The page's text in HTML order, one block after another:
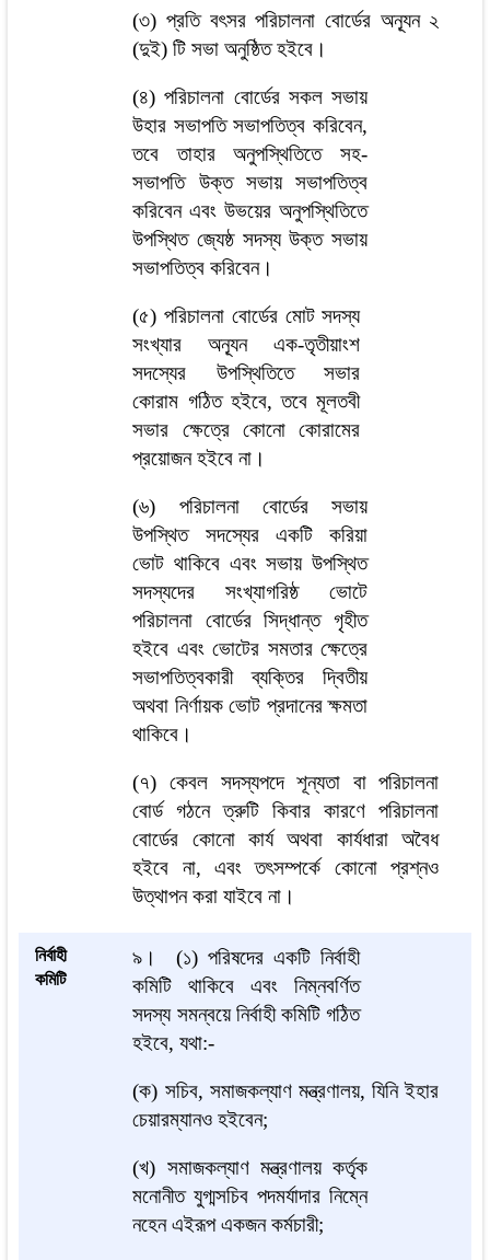
(৩) প্রতি বৎসর পরিচালনা বোর্ডের অন্যূন ২
(দুই) টি সভা অনুষ্ঠিত হইবে।
(৪) পরিচালনা বোর্ডের সকল সভায়
উহার সভাপতি সভাপতিত্ব করিবেন,
তবে তাহার অনুপস্থিতিতে সহ-
সভাপতি উক্ত সভায় সভাপতিত্ব
করিবেন এবং উভয়ের অনুপস্থিতিতে
উপস্থিত জ্যেষ্ঠ সদস্য উক্ত সভায়
সভাপতিত্ব করিবেন।
(৫) পরিচালনা বোর্ডের মোট সদস্য
সংখ্যার অন্যূন এক-তৃতীয়াংশ
সদস্যের উপস্থিতিতে সভার
কোরাম গঠিত হইবে, তবে মূলতবী
সভার ক্ষেত্রে কোনো কোরামের
প্রয়োজন হইবে না।
(৬) পরিচালনা বোর্ডের সভায়
উপস্থিত সদস্যের একটি করিয়া
ভোট থাকিবে এবং সভায় উপস্থিত
সদস্যদের সংখ্যাগরিষ্ঠ ভোটে
পরিচালনা বোর্ডের সিদ্ধান্ত গৃহীত
হইবে এবং ভোটের সমতার ক্ষেত্রে
সভাপতিত্বকারী ব্যক্তির দ্বিতীয়
অথবা নির্ণায়ক ভোট প্রদানের ক্ষমতা
থাকিবে।
(৭) কেবল সদস্যপদে শূন্যতা বা পরিচালনা
বোর্ড গঠনে ত্রুটি কিবার কারণে পরিচালনা
বোর্ডের কোনো কার্য অথবা কার্যধারা অবৈধ
হইবে না, এবং তৎসম্পর্কে কোনো প্রশ্নও
উত্থাপন করা যাইবে না।
নির্বাহী
কমিটি
৯।
(১) পরিষদের একটি নির্বাহী
কমিটি থাকিবে এবং নিম্নবর্ণিত
সদস্য সমন্বয়ে নির্বাহী কমিটি গঠিত
হইবে, যথা:-
(ক) সচিব, সমাজকল্যাণ মন্ত্রণালয়, যিনি ইহার
চেয়ারম্যানও হইবেন;
(খ) সমাজকল্যাণ মন্ত্রণালয় কর্তৃক
মনোনীত যুগ্মসচিব পদমর্যাদার নিম্নে
নহেন এইরূপ একজন কর্মচারী;